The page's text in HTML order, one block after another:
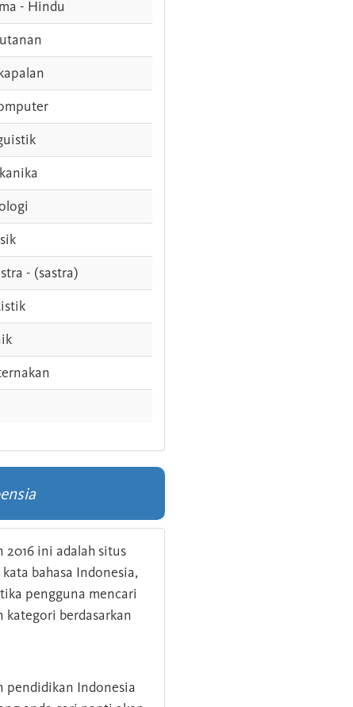
- Hindu
- (sastra)
ini adalah situs
bahasa Indonesia,
pengguna mencari
kategori berdasarkan
pendidikan Indonesia